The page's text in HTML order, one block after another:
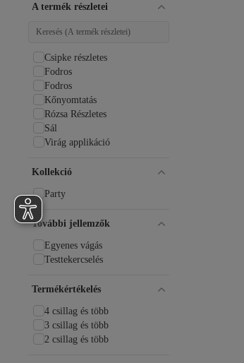
A termék részletei
Csipke részletes
Fodros
Fodros
Kőnyomtatás
Rózsa Részletes
Sál
Virág applikáció
Kollekció
Party
További jellemzők
Egyenes vágás
Testtekercselés
Termékértékelés
4 csillag és több
3 csillag és több
2 csillag és több